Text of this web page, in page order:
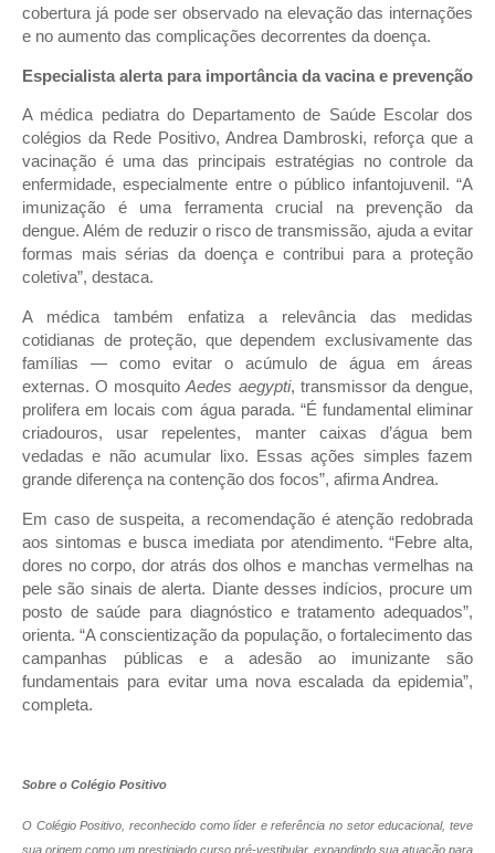
cobertura já pode ser observado na elevação das internações
e no aumento das complicações decorrentes da doença.
Especialista alerta para importância da vacina e prevenção
A médica pediatra do Departamento de Saúde Escolar dos
colégios da Rede Positivo, Andrea Dambroski, reforça que a
vacinação é uma das principais estratégias no controle da
enfermidade, especialmente entre o público infantojuvenil. “A
imunização é uma ferramenta crucial na prevenção da
dengue. Além de reduzir o risco de transmissão, ajuda a evitar
formas mais sérias da doença e contribui para a proteção
coletiva”, destaca.
A médica também enfatiza a relevância das medidas
cotidianas de proteção, que dependem exclusivamente das
famílias — como evitar o acúmulo de água em áreas
externas. O mosquitoAedes aegypti, transmissor da dengue,
prolifera em locais com água parada. “É fundamental eliminar
criadouros, usar repelentes, manter caixas d’água bem
vedadas e não acumular lixo. Essas ações simples fazem
grande diferença na contenção dos focos”, afirma Andrea.
Em caso de suspeita, a recomendação é atenção redobrada
aos sintomas e busca imediata por atendimento. “Febre alta,
dores no corpo, dor atrás dos olhos e manchas vermelhas na
pele são sinais de alerta. Diante desses indícios, procure um
posto de saúde para diagnóstico e tratamento adequados”,
orienta. “A conscientização da população, o fortalecimento das
campanhas públicas e a adesão ao imunizante são
fundamentais para evitar uma nova escalada da epidemia”,
completa.
Sobre o Colégio Positivo
O Colégio Positivo, reconhecido como líder e referência no setor educacional, teve
sua origem como um prestigiado curso pré-vestibular, expandindo sua atuação para